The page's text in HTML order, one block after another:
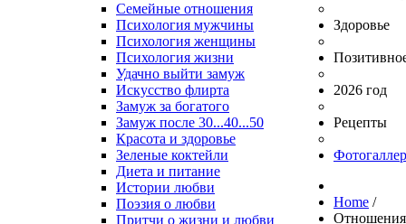
Семейные отношения
Психология мужчины
Психология женщины
Психология жизни
Удачно выйти замуж
Искусство флирта
Замуж за богатого
Замуж после 30...40...50
Здоровье
Красота и здоровье
Зеленые коктейли
Диета и питание
Истории любви
Поэзия о любви
Притчи о жизни и любви
2026 год
Рецепты
Home /
Отношения